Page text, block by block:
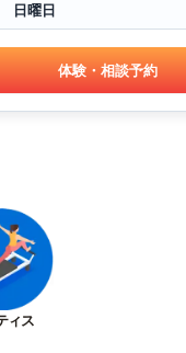
日曜日
体験・相談予約
ィス